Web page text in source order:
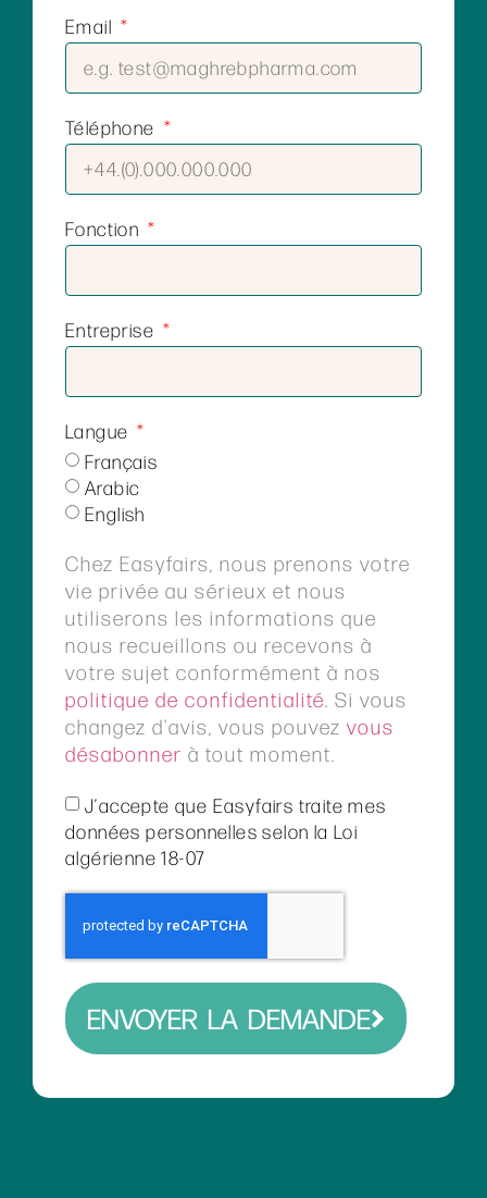
Email
Téléphone
Fonction
Entreprise
Langue
Français
Arabic
English
Chez Easyfairs, nous prenons votre
vie privée au sérieux et nous
utiliserons les informations que
nous recueillons ou recevons à
votre sujet conformément à nos
politique de confidentialité . Si vous
changez d'avis, vous pouvez vous
désabonner à tout moment.
J’accepte que Easyfairs traite mes
données personnelles selon la Loi
algérienne 18-07
ENVOYER LA DEMANDE